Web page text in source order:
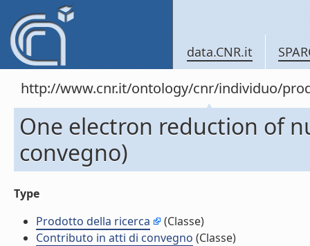
data.CNR.it
http://www.cnr.it/ontology/cnr/individuo/
One electron reduction of
convegno)
Type
Prodotto della ricerca
(Classe)
Contributo in atti di convegno (Classe)